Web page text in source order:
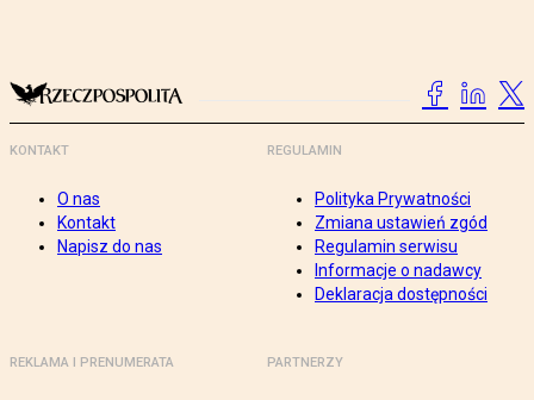
KONTAKT
O nas
Kontakt
Napisz do nas
REGULAMIN
Polityka Prywatności
Zmiana ustawień zgód
Regulamin serwisu
Informacje o nadawcy
Deklaracja dostępności
REKLAMA I PRENUMERATA PARTNERZY